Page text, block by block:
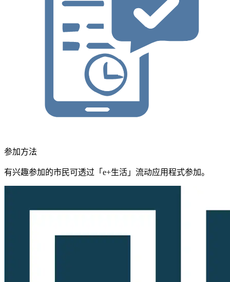
参加方法
有兴趣参加的市民可透过「e+生活」流动应用程式参加。